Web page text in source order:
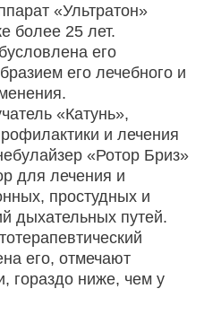
«Ультратон»
более 25 лет.
его
его лечебного и
«Катунь»,
и лечения
«Ротор Бриз»
для лечения и
простудных и
дыхательных путей.
его, отмечают
гораздо ниже, чем у